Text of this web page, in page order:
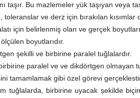
taşır. Bu mazlemeler yük taşıyan veya
toleranslar ve derz için bırakılan
için belirlenmiş olan ve gerçek
boyutlarıdır.
şekilli ve birbirine paralel tuğlalardır.
paralel ve ve dikdörtgen olmayan
tamamlamak gibi özel görevi
tuğlalarda, birbirine uyacak șekilde